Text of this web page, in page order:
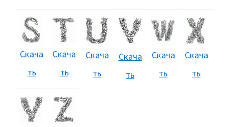
Скача
ть
Скача
ть
Скача
ть
Скача
ть
Скача
ть
Скача
ть